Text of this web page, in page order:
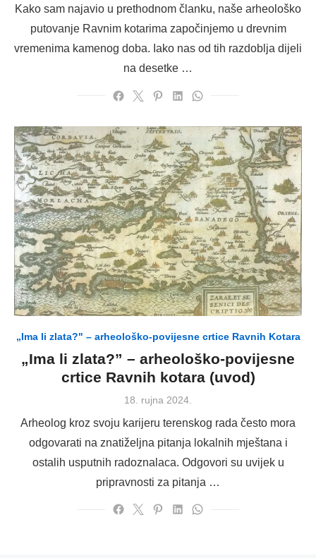
Kako sam najavio u prethodnom članku, naše arheološko
putovanje Ravnim kotarima započinjemo u drevnim
vremenima kamenog doba. Iako nas od tih razdoblja dijeli
na desetke …
„Ima li zlata?" – arheološko-povijesne crtice Ravnih Kotara
„Ima li zlata?” – arheološko-povijesne
crtice Ravnih kotara (uvod)
Posted
18. rujna 2024.
Arheolog kroz svoju karijeru terenskog rada često mora
odgovarati na znatiželjna pitanja lokalnih mještana i
ostalih usputnih radoznalaca. Odgovori su uvijek u
pripravnosti za pitanja …